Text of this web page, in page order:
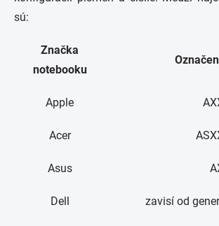
sú:
Značka
notebooku
Apple
Acer
Asus
Dell zavisí od